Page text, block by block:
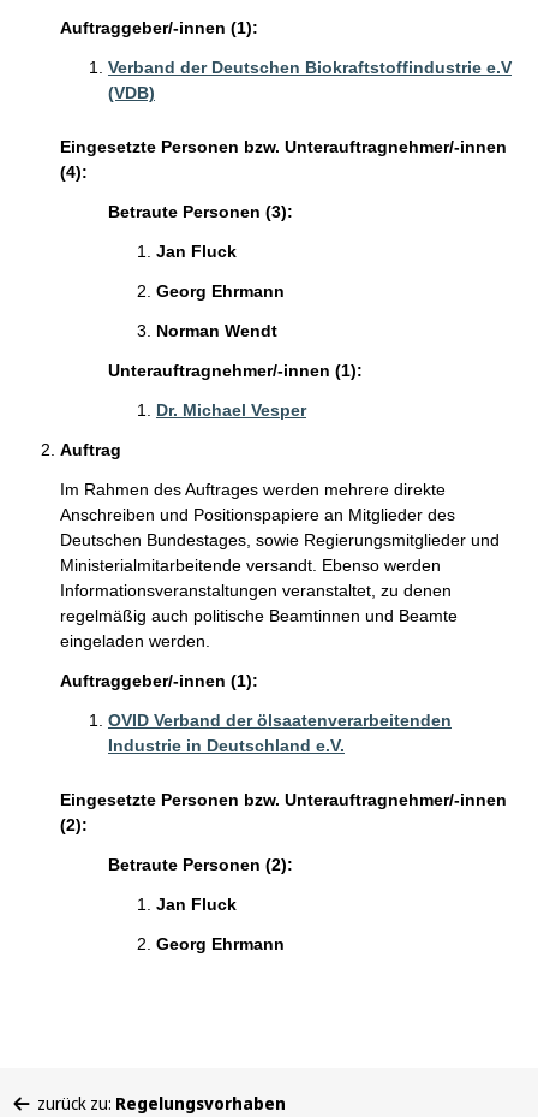
Auftraggeber/-innen (1):
Verband der Deutschen Biokraftstoffindustrie e.V
(VDB)
Eingesetzte Personen bzw. Unterauftragnehmer/-innen
(4):
Betraute Personen (3):
Jan Fluck
Georg Ehrmann
Norman Wendt
Unterauftragnehmer/-innen (1):
Dr. Michael Vesper
Auftrag
Im Rahmen des Auftrages werden mehrere direkte
Anschreiben und Positionspapiere an Mitglieder des
Deutschen Bundestages, sowie Regierungsmitglieder und
Ministerialmitarbeitende versandt. Ebenso werden
Informationsveranstaltungen veranstaltet, zu denen
regelmäßig auch politische Beamtinnen und Beamte
eingeladen werden.
Auftraggeber/-innen (1):
OVID Verband der ölsaatenverarbeitenden
Industrie in Deutschland e.V.
Eingesetzte Personen bzw. Unterauftragnehmer/-innen
(2):
Betraute Personen (2):
Jan Fluck
Georg Ehrmann
zurück zu: Regelungsvorhaben